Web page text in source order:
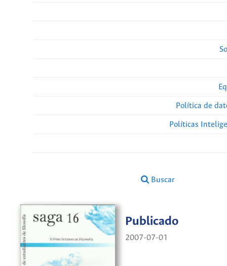
Política de
Políticas
Buscar
Publicado
2007-07-01